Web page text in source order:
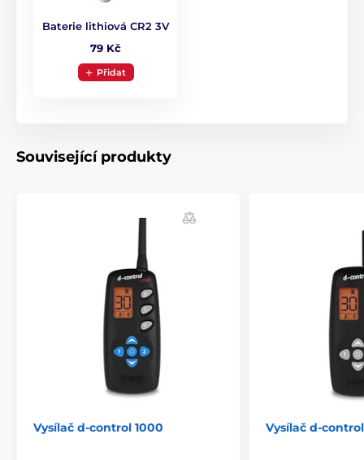
Baterie lithiová CR2 3V
79 Kč
Přidat
Související produkty
Vysílač d-control 1000 Vysílač d-